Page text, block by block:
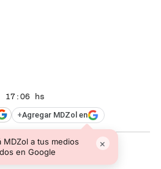
17:06 hs
+Agregar MDZol en
MDZol a tus medios
en Google
×